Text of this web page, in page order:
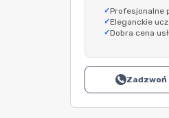
Profesjonalne
Eleganckie
Dobra cena
Zadzwoń